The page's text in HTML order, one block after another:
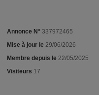
Annonce N° 337972465
Mise à jour le 29/06/2026
Membre depuis le 22/05/2025
Visiteurs 17